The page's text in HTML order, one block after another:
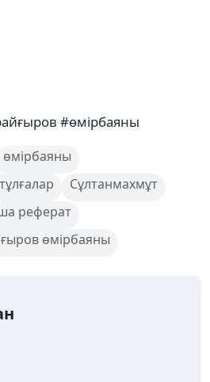
#өмірбаяны
өмірбаяны
тұлғалар
Сұлтанмахмұт
реферат
өмірбаяны